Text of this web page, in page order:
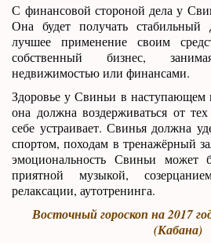
С финансовой стороной дела у
Она будет получать
лучшее применение своим
собственный бизнес,
недвижимостью или финансами.
Здоровье у Свиньи в наступающем
она должна воздерживаться от
себе устраивает. Свинья должна
спортом, походам в тренажёрный
эмоциональность Свиньи может
приятной музыкой,
релаксации, аутотренинга.
Восточный гороскоп на 2017
(Кабана)